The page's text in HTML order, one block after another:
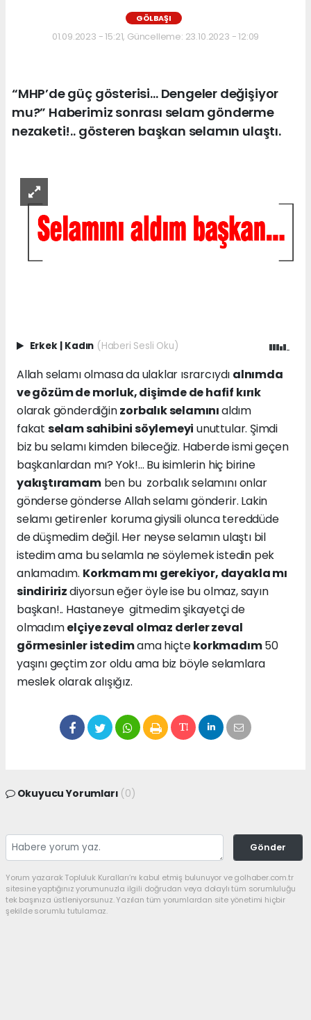
GÖLBAŞI
01.09.2023 - 15:21, Güncelleme: 23.10.2023 - 12:09
“MHP’de güç gösterisi… Dengeler değişiyor
mu?” Haberimiz sonrası selam gönderme
nezaketi!.. gösteren başkan selamın ulaştı.
Erkek | Kadın (Haberi Sesli Oku)
Allah selamı olmasa da ulaklar ısrarcıydı alnımda
ve gözüm de morluk, dişimde de hafif kırık
olarak gönderdiğinzorbalık selamınıaldım
fakat selam sahibini söylemeyi unuttular. Şimdi
biz bu selamı kimden bileceğiz. Haberde ismi geçen
başkanlardan mı? Yok!... Bu isimlerin hiç birine
yakıştıramamben bu zorbalık selamını onlar
gönderse gönderse Allah selamı gönderir. Lakin
selamı getirenler koruma giysili olunca tereddüde
de düşmedim değil. Her neyse selamın ulaştı bil
istedim ama bu selamla ne söylemek istedin pek
anlamadım. Korkmam mı gerekiyor, dayakla mı
sindiririzdiyorsun eğer öyle ise bu olmaz, sayın
başkan!.. Hastaneye gitmedim şikayetçi de
olmadımelçiye zeval olmaz derler zeval
görmesinler istedimama hiçtekorkmadım50
yaşını geçtim zor oldu ama biz böyle selamlara
meslek olarak alışığız.
Okuyucu Yorumları (0)
Gönder
Yorum yazarak Topluluk Kuralları’nı kabul etmiş bulunuyor ve golhaber.com.tr
sitesine yaptığınız yorumunuzla ilgili doğrudan veya dolaylı tüm sorumluluğu
tek başınıza üstleniyorsunuz. Yazılan tüm yorumlardan site yönetimi hiçbir
şekilde sorumlu tutulamaz.